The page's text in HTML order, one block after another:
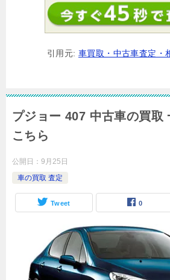
引用元: 車買取・中古車査定・
プジョー 407 中古車の買取
こちら
公開日： 9月25日
車の買取 査定
Tweet 0